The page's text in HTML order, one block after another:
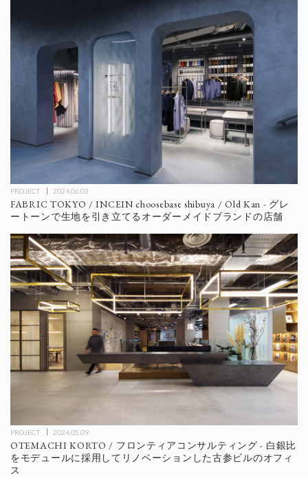
PROJECT 2024.06.03
FABRIC TOKYO / INCEIN choosebase shibuya / Old Kan - グレ
ートーンで生地を引き立てるオーダーメイドブランドの店舗
PROJECT 2024.05.09
OTEMACHI KORTO / フロンティアコンサルティング - 白銀比
をモデュールに採用してリノベーションした古参ビルのオフィ
ス